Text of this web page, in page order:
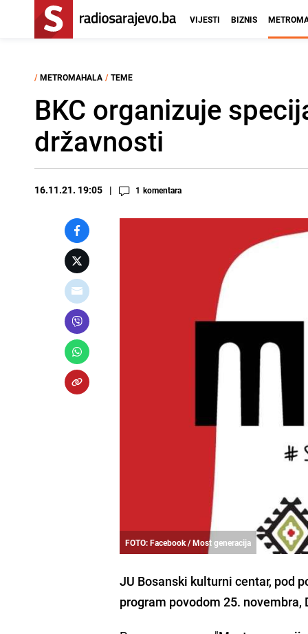
VIJESTI BIZNIS
/ METROMAHALA / TEME
BKC organizuje
državnosti
16.11.21. 19:05 1 komentara
FOTO: Facebook / Most generacija
JU Bosanski kulturni centar, pod
program povodom25. novembra,